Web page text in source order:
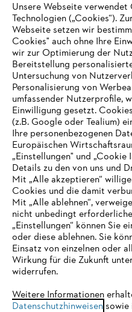
Unternehmen
Online Shop
Service
IHR BROWSER
UNTERSTÜTZT
eine optimale Nutzung
einem der folgenden Browser
Unsere Webseite
Technologien („Cookies“).
Webseite setzen wir
Cookies" auch ohne Ihre
wir zur Optimierung der
Bereitstellung
Untersuchung von
Personalisierung von
umfassender Nutzerprofile,
Einwilligung gesetzt.
(z.B. Google oder Tealium)
Ihre personenbezogenen
Europäischen
„Einstellungen" und „Cookie
Details zu den von uns und
Mit „Alle akzeptieren“
Cookies und die damit
Mit „Alle ablehnen“,
nicht unbedingt
„Einstellungen“ können Sie
oder diese ablehnen. Sie
Einsatz von einzelnen oder
Wirkung für die Zukunft
widerrufen.
Weitere Informationen
Datenschutzhinweisensowie